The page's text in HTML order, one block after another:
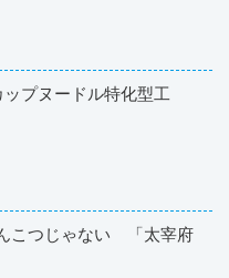
プヌードル特化型工
こつじゃない 「太宰府